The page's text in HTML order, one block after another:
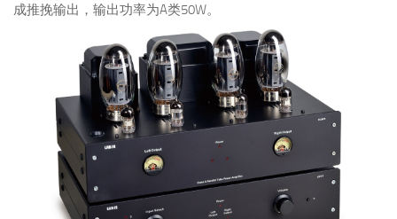
成推挽输出，输出功率为A类50W。